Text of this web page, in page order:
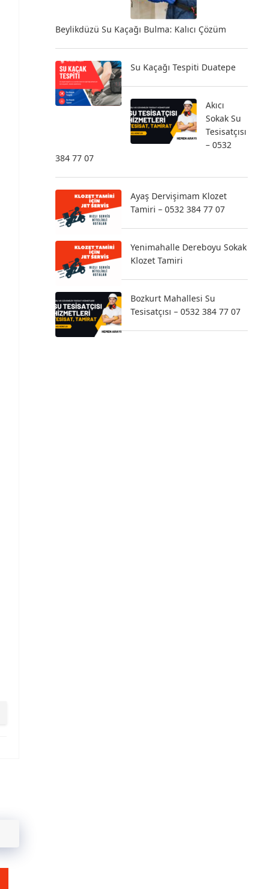
Beylikdüzü Su Kaçağı Bulma: Kalıcı Çözüm
Su Kaçağı Tespiti Duatepe
Akıcı
Sokak Su
Tesisatçısı
– 0532
384 77 07
Ayaş Dervişimam Klozet
Tamiri – 0532 384 77 07
Yenimahalle Dereboyu Sokak
Klozet Tamiri
Bozkurt Mahallesi Su
Tesisatçısı – 0532 384 77 07